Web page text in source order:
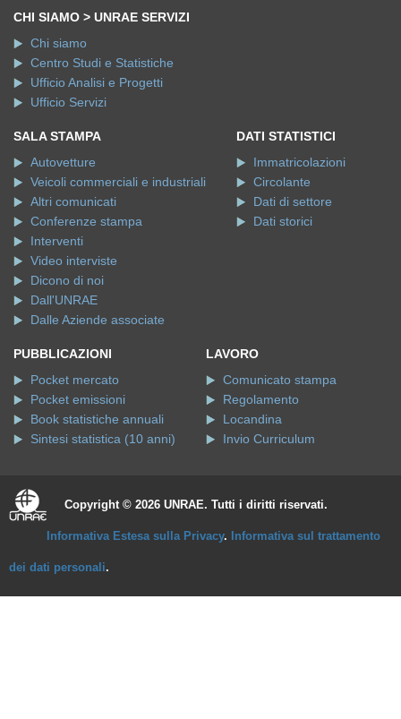
CHI SIAMO > UNRAE SERVIZI
Chi siamo
Centro Studi e Statistiche
Ufficio Analisi e Progetti
Ufficio Servizi
SALA STAMPA
Autovetture
Veicoli commerciali e industriali
Altri comunicati
Conferenze stampa
Interventi
Video interviste
Dicono di noi
Dall'UNRAE
Dalle Aziende associate
DATI STATISTICI
Immatricolazioni
Circolante
Dati di settore
Dati storici
PUBBLICAZIONI
Pocket mercato
Pocket emissioni
Book statistiche annuali
Sintesi statistica (10 anni)
LAVORO
Comunicato stampa
Regolamento
Locandina
Invio Curriculum
Copyright © 2026 UNRAE. Tutti i diritti riservati.
Informativa Estesa sulla Privacy. Informativa sul trattamento
dei dati personali.